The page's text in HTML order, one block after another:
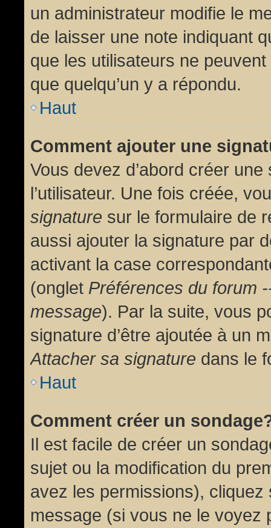
un administrateur modifie le
de laisser une note indiquant
que les utilisateurs ne
que quelqu’un y a répondu.
Haut
Comment ajouter une
Vous devez d’abord créer
l’utilisateur. Une fois créée,
signature sur le formulaire de
aussi ajouter la signature par
activant la case
(onglet Préférences du forum
message). Par la suite, vous
signature d’être ajoutée à un
Attacher sa signature dans le
Haut
Comment créer un
Il est facile de créer un
sujet ou la modification du
avez les permissions), cliquez
message (si vous ne le voyez